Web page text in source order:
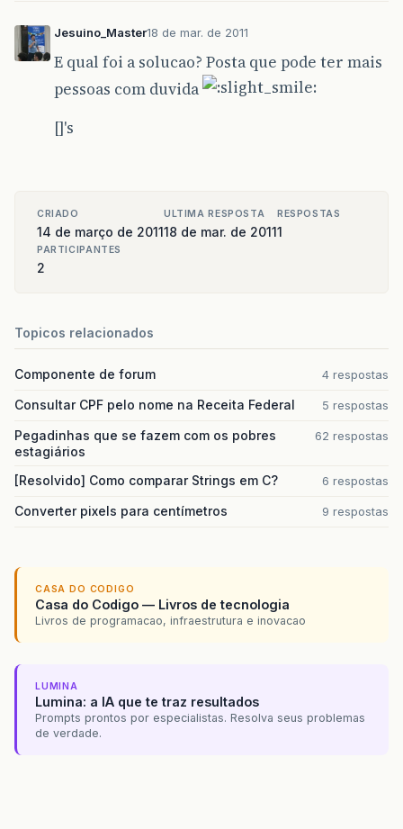
Jesuino_Master18 de mar. de 2011
E qual foi a solucao? Posta que pode ter mais
pessoas com duvida
[]'s
CRIADO
14 de março de 2011
ULTIMA RESPOSTA
18 de mar. de 2011
RESPOSTAS
1
PARTICIPANTES
2
Topicos relacionados
Componente de forum 4 respostas
Consultar CPF pelo nome na Receita Federal 5 respostas
Pegadinhas que se fazem com os pobres
estagiários
62 respostas
[Resolvido] Como comparar Strings em C? 6 respostas
Converter pixels para centímetros 9 respostas
CASA DO CODIGO
Casa do Codigo — Livros de tecnologia
Livros de programacao, infraestrutura e inovacao
LUMINA
Lumina: a IA que te traz resultados
Prompts prontos por especialistas. Resolva seus problemas
de verdade.